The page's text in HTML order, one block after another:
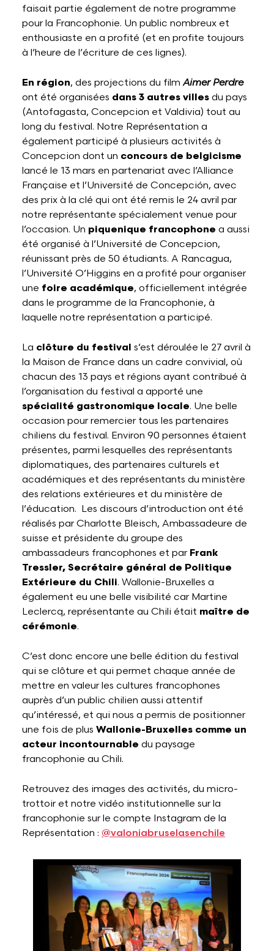
faisait partie également de notre programme
pour la Francophonie. Un public nombreux et
enthousiaste en a profité (et en profite toujours
à l’heure de l’écriture de ces lignes).
En région, des projections du filmAimer Perdre
ont été organisées dans 3 autres villes du pays
(Antofagasta, Concepcion et Valdivia) tout au
long du festival. Notre Représentation a
également participé à plusieurs activités à
Concepcion dont un concours de belgicisme
lancé le 13 mars en partenariat avec l’Alliance
Française et l’Université de Concepción, avec
des prix à la clé qui ont été remis le 24 avril par
notre représentante spécialement venue pour
l’occasion. Un piquenique francophone a aussi
été organisé à l’Université de Concepcion,
réunissant près de 50 étudiants. A Rancagua,
l’Université O’Higgins en a profité pour organiser
une foire académique, officiellement intégrée
dans le programme de la Francophonie, à
laquelle notre représentation a participé.
La clôture du festival s’est déroulée le 27 avril à
la Maison de France dans un cadre convivial, où
chacun des 13 pays et régions ayant contribué à
l’organisation du festival a apporté une
spécialité gastronomique locale. Une belle
occasion pour remercier tous les partenaires
chiliens du festival. Environ 90 personnes étaient
présentes, parmi lesquelles des représentants
diplomatiques, des partenaires culturels et
académiques et des représentants du ministère
des relations extérieures et du ministère de
l’éducation. Les discours d’introduction ont été
réalisés par Charlotte Bleisch, Ambassadeure de
suisse et présidente du groupe des
ambassadeurs francophones et par Frank
Tressler, Secrétaire général de Politique
Extérieure du Chili. Wallonie-Bruxelles a
également eu une belle visibilité car Martine
Leclercq, représentante au Chili était maître de
cérémonie.
C’est donc encore une belle édition du festival
qui se clôture et qui permet chaque année de
mettre en valeur les cultures francophones
auprès d’un public chilien aussi attentif
qu’intéressé, et qui nous a permis de positionner
une fois de plus Wallonie-Bruxelles comme un
acteur incontournable du paysage
francophonie au Chili.
Retrouvez des images des activités, du micro-
trottoir et notre vidéo institutionnelle sur la
francophonie sur le compte Instagram de la
Représentation : @valoniabruselasenchile